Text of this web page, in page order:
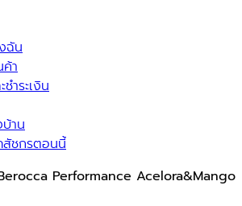
ฉัน
ค้า
ำระเงิน
าน
สัชกรตอนนี้
Performance Acelora&Mango